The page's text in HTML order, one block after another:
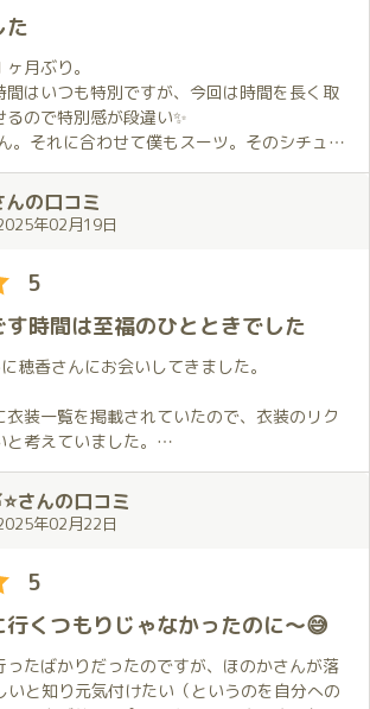
すが、穂香さん御本人の説明にある通り、
んな場所でチャレンジさせてもらいまし
気だったのでちょっと不安な気持ちになりま
無事フィニッシュする事が出来ました😌。
はご対面した時の明るく清楚な感じと違い、
ているだけで興奮が止まりませんでした
お話好き」認定してくれていますが、それは
しやすくなる空気を上手く作ってくれている
の話した事やSNS等で発信した事を把握し
れに対応してくれるのが凄いです😲。
が会いに行く勇気が出ない方は是非会いに行
ます。
た
月ぶり。
間はいつも特別ですが、今回は時間を長く取
るので特別感が段違い✨
。それに合わせて僕もスーツ。そのシチュエ
高なのに、ほのかちゃんの豊満な身体で衣装
う盛り上がるしかないでしょう❗️
、コンプライアンス無視の展開になだれ込
で、いろいろなことを楽しみました。あんな
たし、一緒にごはん食べながらおしゃべり
本当にしあわせな時間でした。
かったのは、ほのかちゃんが終始楽しそう
りよがりかもしれませんが、信頼関係が深
えているのが、琥珀の豪勢な部屋✨
、さまざまな角度からほのかちゃんを見るこ
、広いのに暖かい。
きる空間だなと思いました。(鏡は自分の乱
まい、その点は興醒めですが😓)
もすてきな時間でした✨
にありがとう😊
が、長い時間はアリです！
の口コミ
年02月19日
5
時間は至福のひとときでした
穂香さんにお会いしてきました。
衣装一覧を掲載されていたので、衣装のリク
考えていました。
私服がいいなと考えてはいたのですが、お願
いから次回の楽しみにするしかないのかな…
迎えました。
ったのでドレス姿の穂香さんを想定していま
想に反して、この日の穂香さんは私服でし
かったにもかかわらず、穂香さんが以前に私
ときのことを思い出して私の好きな服を選ん
さんの口コミ
年02月22日
5
くつもりじゃなかったのに～😅
ったばかりだったのですが、ほのかさんが落
いと知り元気付けたい（というのを自分への